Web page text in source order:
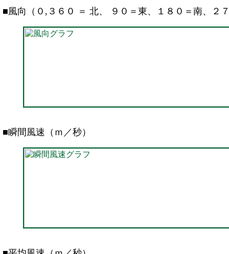
■風向（０,３６０ ＝ 北、 ９０＝東、１８０＝南、２
■瞬間風速（ｍ／秒）